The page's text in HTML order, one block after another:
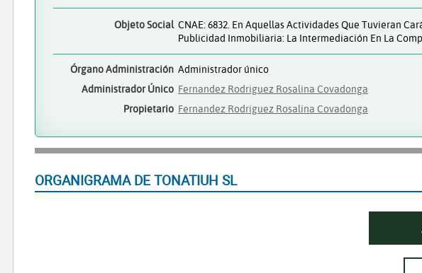
Objeto Social CNAE: 6832. En Aquellas Actividades Que Tuvieran
Publicidad Inmobiliaria: La Intermediación En La
Órgano Administración Administrador único
Administrador Único Fernandez Rodriguez Rosalina Covadonga
Propietario Fernandez Rodriguez Rosalina Covadonga
ORGANIGRAMA DE TONATIUH SL